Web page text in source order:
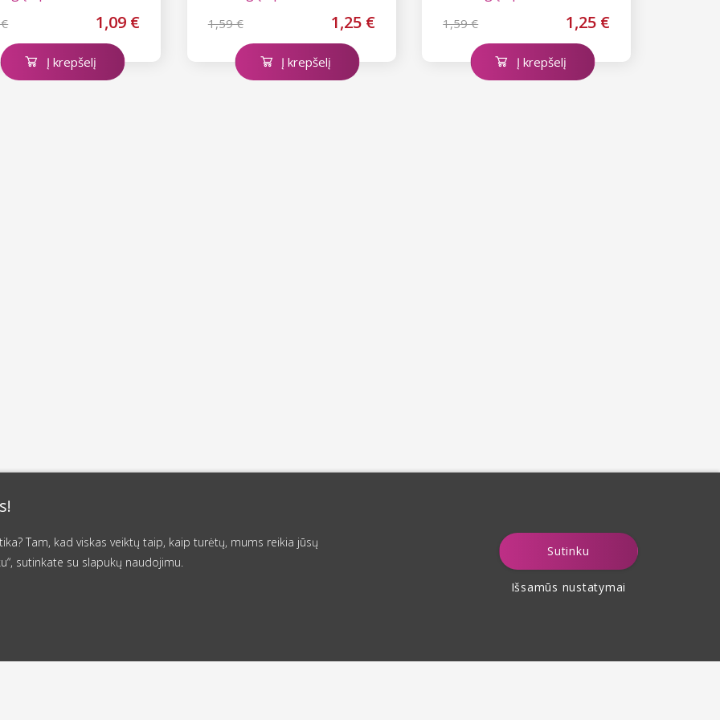
Tam, kad viskas veiktų taip, kaip turėtų, mums reikia jūsų
sutinkate su slapukų naudojimu.
Sutinku
Išsamūs nustatymai
1,09 €
Į krepšelį
1,59 € 1,25 €
Į krepšelį
1,59 € 1,25 €
Į krepšelį